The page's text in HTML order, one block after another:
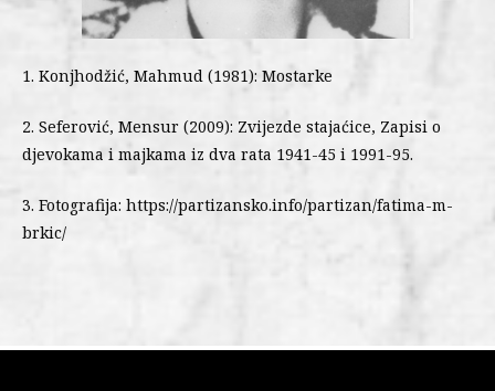
1. Konjhodžić, Mahmud (1981): Mostarke
2. Seferović, Mensur (2009): Zvijezde stajaćice, Zapisi o
djevokama i majkama iz dva rata 1941-45 i 1991-95.
3. Fotografija: https://partizansko.info/partizan/fatima-m-
brkic/